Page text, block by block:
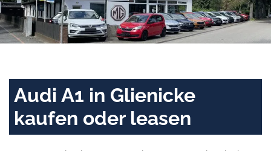
Audi A1 in Glienicke
kaufen oder leasen